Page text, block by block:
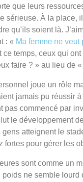
que leurs
sérieuse. À la place,
qu’ils soient là.
: « Ma femme ne
ce temps, ceux qui
faire ? » au lieu de
joue un rôle
jamais pu réussir
pas commencé par
le développement
atteignent le
fortes pour gérer les
sont comme un
poids ne semble lourd